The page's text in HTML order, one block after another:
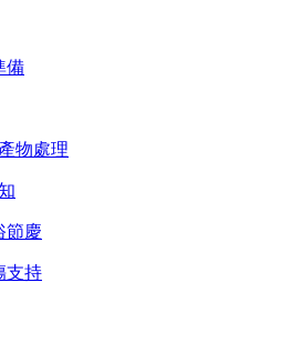
備
物處理
節慶
支持